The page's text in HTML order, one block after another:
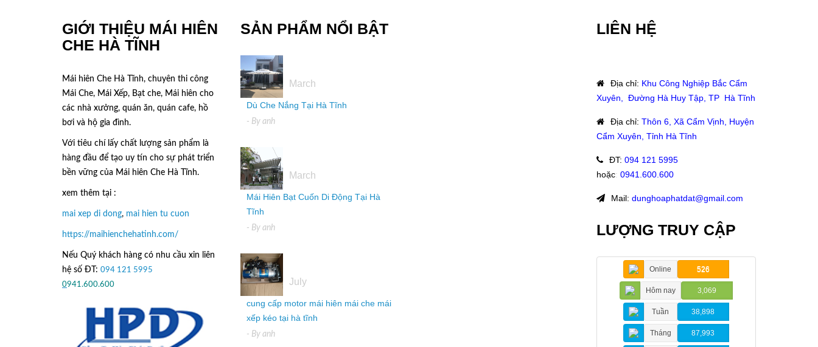
GIỚI THIỆU MÁI HIÊN
CHE HÀ TĨNH
Mái hiên Che Hà Tĩnh, chuyên thi công
Mái Che, Mái Xếp, Bạt che, Mái hiên cho
các nhà xưởng, quán ăn, quán cafe, hồ
bơi và hộ gia đình.
Với tiêu chí lấy chất lượng sản phẩm là
hàng đầu để tạo uy tín cho sự phát triển
bền vững của Mái hiên Che Hà Tĩnh.
xem thêm tại :
mai xep di dong, mai hien tu cuon
https://maihienchehatinh.com/
Nếu Quý khách hàng có nhu cầu xin liên
hệ số ĐT: 094 121 5995
0941.600.600
SẢN PHẨM NỔI BẬT
March
Dù Che Nắng Tại Hà Tĩnh
- By anh
March
Mái Hiên Bạt Cuốn Di Động Tại Hà
Tĩnh
- By anh
July
cung cấp motor mái hiên mái che mái
xếp kéo tại hà tĩnh
- By anh
LIÊN HỆ
Địa chỉ: Khu Công Nghiệp Bắc Cẩm
Xuyên, Đường Hà Huy Tập, TP Hà Tĩnh
Địa chỉ: Thôn 6, Xã Cẩm Vịnh, Huyện
Cẩm Xuyên, Tỉnh Hà Tĩnh
ĐT: 094 121 5995
hoặc: 0941.600.600
Mail: dunghoaphatdat@gmail.com
LƯỢNG TRUY CẬP
Online 526
Hôm nay 3,069
Tuần 38,898
Tháng 87,993